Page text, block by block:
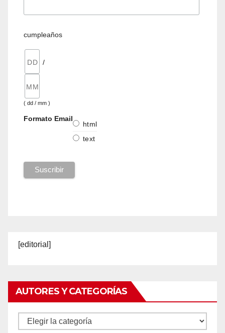
cumpleaños
/
( dd / mm )
Formato Email
html
text
[editorial]
AUTORES Y CATEGORÍAS
Autores